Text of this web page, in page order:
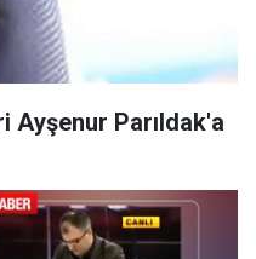
Ayşenur Parıldak'a